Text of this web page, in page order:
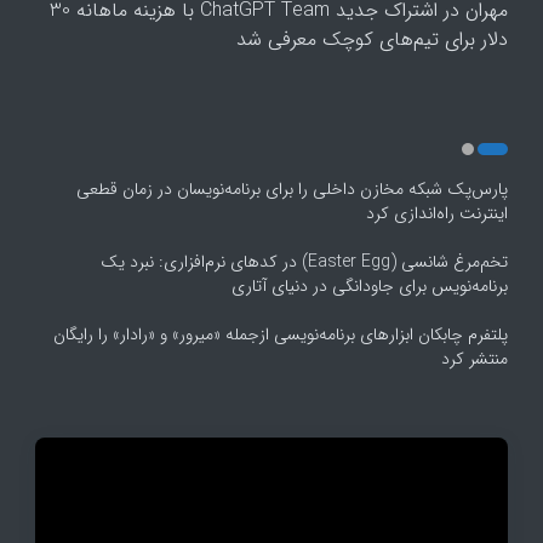
مهران در
اشتراک جدید ChatGPT Team با هزینه ماهانه 30
دلار برای تیم‌های کوچک معرفی شد
پارس‌پک شبکه مخازن داخلی را برای برنامه‌نویسان در زمان قطعی
اینترنت راه‌اندازی کرد
تخم‌مرغ شانسی (Easter Egg) در کدهای نرم‌افزاری: نبرد یک
برنامه‌نویس برای جاودانگی در دنیای آتاری
پلتفرم چابکان ابزارهای برنامه‌نویسی ازجمله «میرور» و «رادار» را رایگان
منتشر کرد